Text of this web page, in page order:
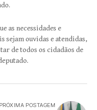
as necessidades e
sejam ouvidas e atendidas,
de todos os cidadãos de
PRÓXIMA POSTAGEM